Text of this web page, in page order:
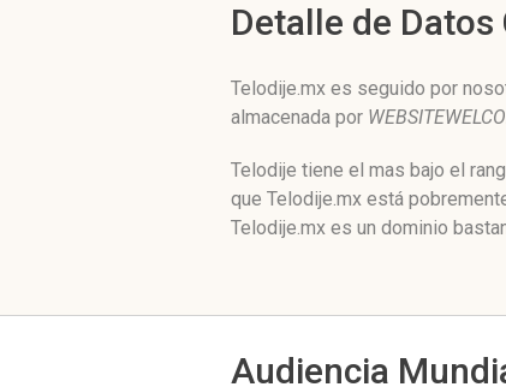
Detalle de
Telodije.mx es seguido por
almacenada por
Telodije tiene el mas bajo el
que Telodije.mx está
Telodije.mx es un dominio
Audiencia